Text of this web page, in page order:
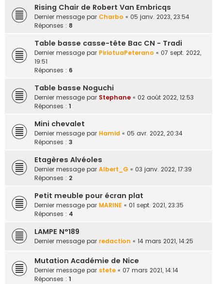
Rising Chair de Robert Van Embricqs
Dernier message par Charbo « 05 janv. 2023, 23:54
Réponses : 8
Table basse casse-tête Bac CN - Tradi
Dernier message par PiriotuaPeterano « 07 sept. 2022,
19:51
Réponses : 6
Table basse Noguchi
Dernier message par Stephane « 02 août 2022, 12:53
Réponses : 1
Mini chevalet
Dernier message par Hamid « 05 avr. 2022, 20:34
Réponses : 3
Etagères Alvéoles
Dernier message par Albert_G « 03 janv. 2022, 17:39
Réponses : 2
Petit meuble pour écran plat
Dernier message par MARINE « 01 sept. 2021, 23:35
Réponses : 4
LAMPE N°189
Dernier message par redaction « 14 mars 2021, 14:25
Mutation Académie de Nice
Dernier message par stete « 07 mars 2021, 14:14
Réponses : 1